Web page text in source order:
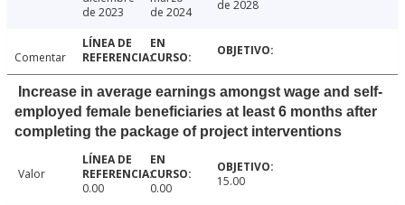
de 2023
de 2024
de 2028
Comentar
Increase in average earnings amongst wage and self-
employed female beneficiaries at least 6 months after
completing the package of project interventions
Valor
0.00
0.00 15.00